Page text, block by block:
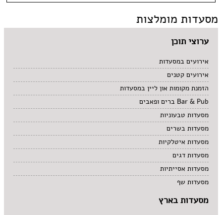
המושבה הגרמנית
הר חוצבים
ימין משה
ירושלים
מלחה
מרכז העיר
מתחם התחנה
עין כרם
רחביה
שוק מחנה יהודה
תלפיות
ביסטרו
בר מסעדה
גורמה
גרוזיני
הודי
חומוס
חלבי
יפני
מזרחי
מסעדת שף
מקסיקני
מרוקאי
קונדיטוריה
קייטרינג
משלוחים
מסעדות מומלצות
ערוצי תוכן
אירועים במסעדות
אירועים קטנים
הזמנת מקומות און ליין במסעדות
Bar & Pub ברים ופאבים
מסעדות טבעוניות
מסעדות בשרים
מסעדות איטלקיות
מסעדות דגים
מסעדות אסייתיות
מסעדות שף
מסעדות בארץ